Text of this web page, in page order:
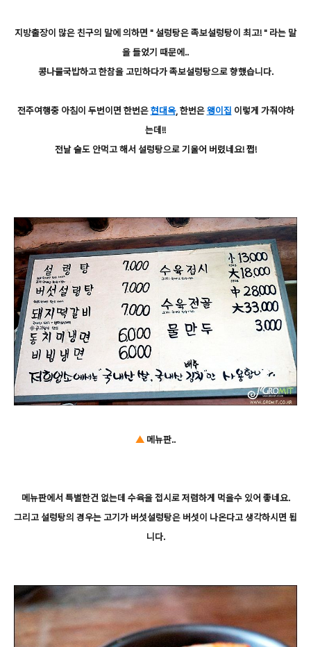
지방출장이 많은 친구의 말에 의하면 " 설렁탕은 족보설렁탕이 최고! " 라는 말
을 들었기 때문에..
콩나물국밥하고 한참을 고민하다가 족보설렁탕으로 향했습니다.
전주여행중 아침이 두번이면 한번은현대옥, 한번은왱이집 이렇게 가줘야하
는데!!
전날 술도 안먹고 해서 설렁탕으로 기울어 버렸네요! 쩝!
▲ 메뉴판..
메뉴판에서 특별한건 없는데 수육을 접시로 저렴하게 먹을수 있어 좋네요.
그리고 설렁탕의 경우는 고기가 버섯설렁탕은 버섯이 나온다고 생각하시면 됩
니다.